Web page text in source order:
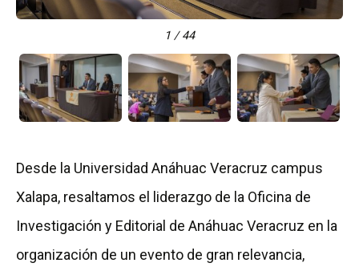
1 / 44
Desde la Universidad Anáhuac Veracruz campus
Xalapa, resaltamos el liderazgo de la Oficina de
Investigación y Editorial de Anáhuac Veracruz en la
organización de un evento de gran relevancia,